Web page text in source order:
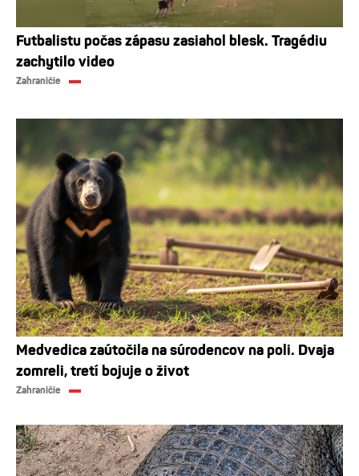
Futbalistu počas zápasu zasiahol blesk. Tragédiu
zachytilo video
Zahraničie
Medvedica zaútočila na súrodencov na poli. Dvaja
zomreli, tretí bojuje o život
Zahraničie